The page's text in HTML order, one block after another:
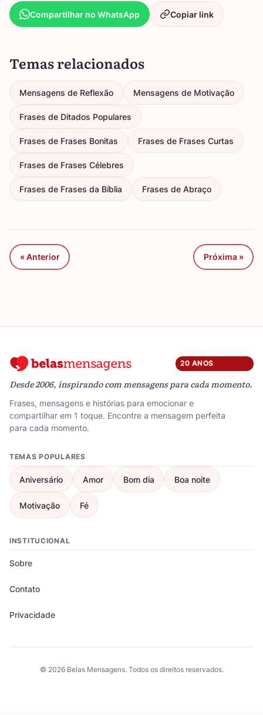
Compartilhar no WhatsApp Copiar link
Temas relacionados
Mensagens de Reflexão Mensagens de Motivação
Frases de Ditados Populares
Frases de Frases Bonitas Frases de Frases Curtas
Frases de Frases Célebres
Frases de Frases da Bíblia Frases de Abraço
« Anterior Próxima »
20 ANOS
Desde 2006, inspirando com mensagens para cada momento.
Frases, mensagens e histórias para emocionar e
compartilhar em 1 toque. Encontre a mensagem perfeita
para cada momento.
TEMAS POPULARES
Aniversário Amor Bom dia Boa noite
Motivação Fé
INSTITUCIONAL
Sobre
Contato
Privacidade
© 2026 Belas Mensagens. Todos os direitos reservados.